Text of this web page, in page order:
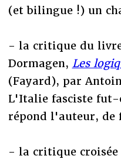
(et bilingue !) un
- la critique du livre
Dormagen, Les
(Fayard), par
L'Italie fasciste
répond l'auteur, de
- la critique